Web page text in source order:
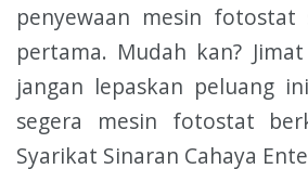
penyewaan mesin fotostat
pertama. Mudah kan?
jangan lepaskan peluang
segera mesin fotostat
Syarikat Sinaran Cahaya